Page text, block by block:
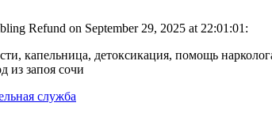
Refund on September 29, 2025 at 22:01:01:
капельница, детоксикация, помощь
из запоя сочи
служба